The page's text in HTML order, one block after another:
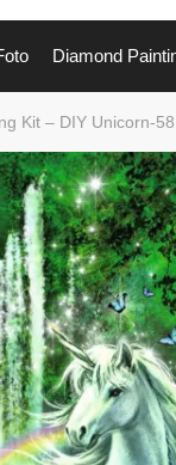
Diamond
Kit – DIY Unicorn-58